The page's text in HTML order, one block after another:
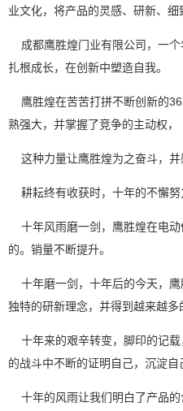
业文化，将产品的灵感、研新、细
成都鹰胜煌门业有限公司，一个
扎根成长，在创新中塑造自我。
鹰胜煌在苦苦打拼不断创新的
熟强大，并掌握了竞争的主动权，
这种力量让鹰胜煌为之奋斗，并
耕耘终有收获时，十年的不懈努
十年风雨磨一剑，鹰胜煌在电
的。销量不断提升。
十年磨一剑，十年后的今天，鹰
独特的研新理念，并得到越来越多
十年来的艰辛转变，脚印的记载
的战斗中不断的证明自己，沉淀自
十年的风雨让我们明白了产品的